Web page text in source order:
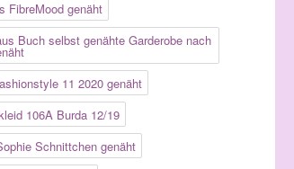
FibreMood genäht
Buch selbst genähte Garderobe nach
11 2020 genäht
106A Burda 12/19
Schnittchen genäht